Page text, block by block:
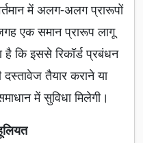
में अलग-अलग प्रारूपों
एक समान प्रारूप लागू
है कि इससे रिकॉर्ड प्रबंधन
तैयार कराने या
में सुविधा मिलेगी।